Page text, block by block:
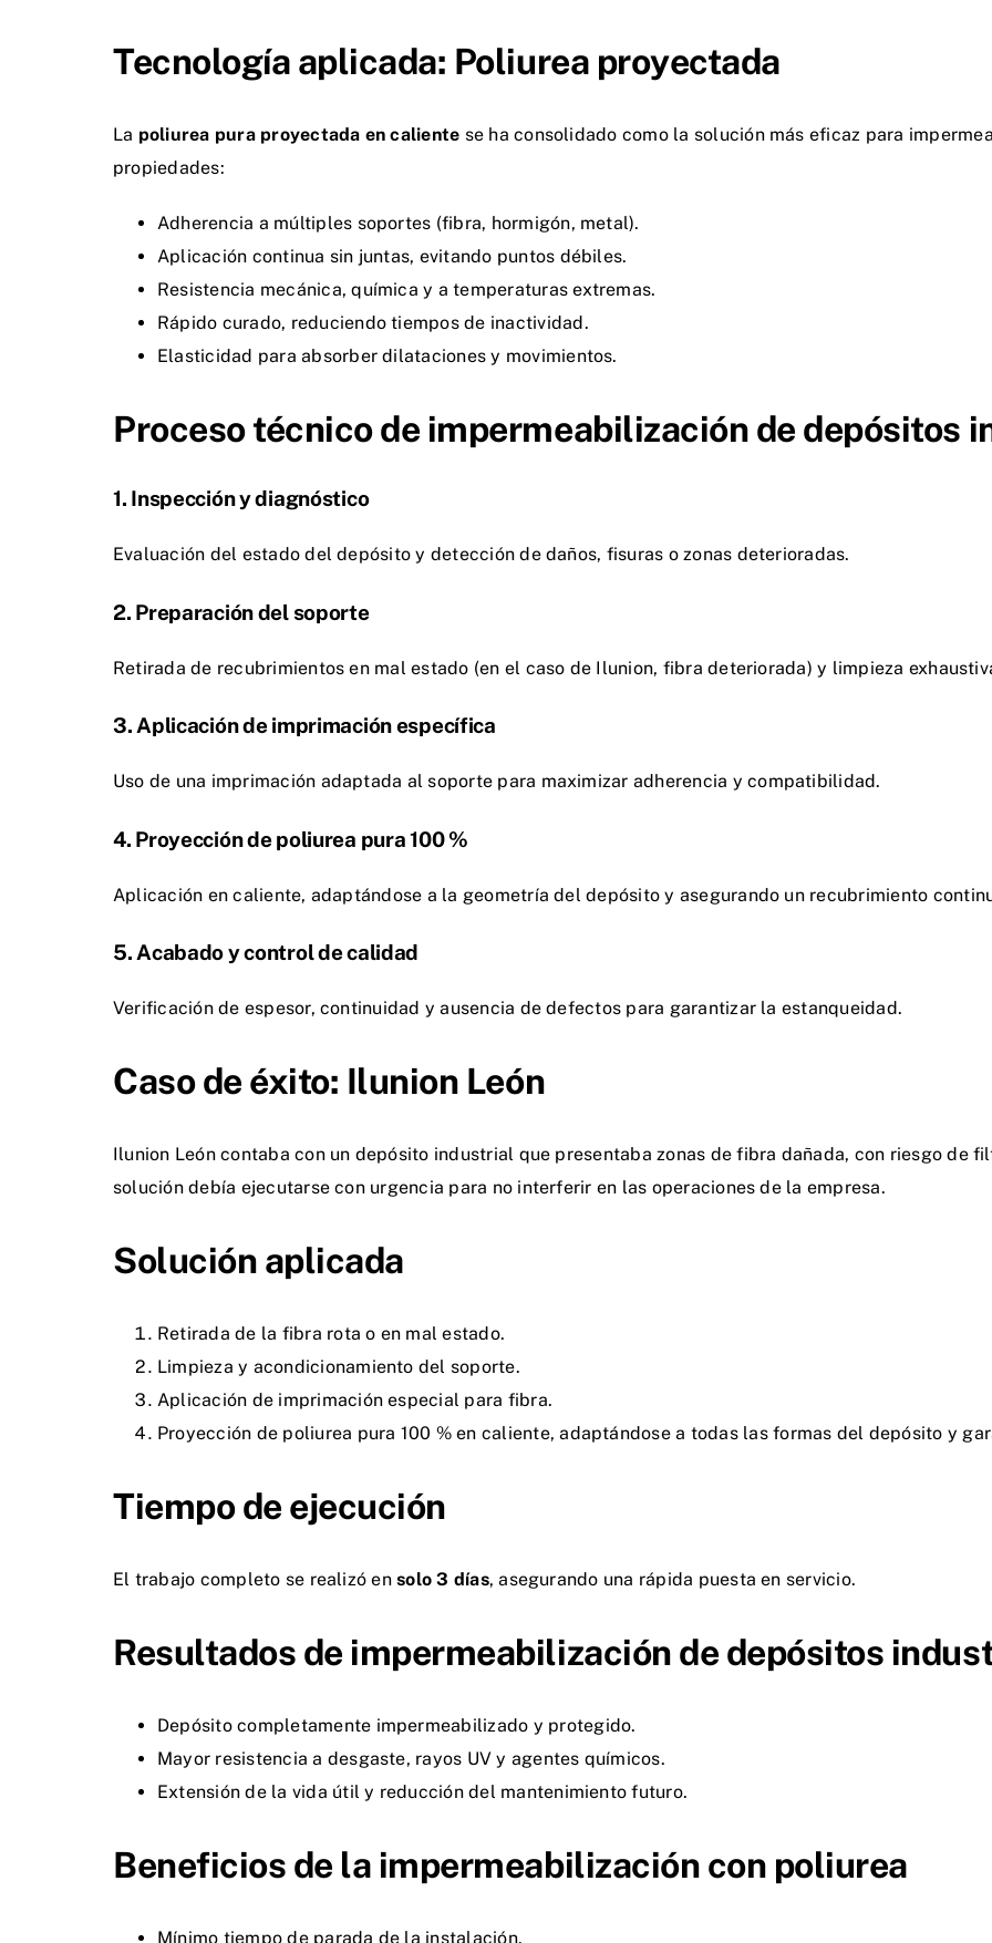
Tecnología aplicada: Poliurea proyectada
La poliurea pura proyectada en caliente se ha consolidado como la solución más eficaz para
propiedades:
Adherencia a múltiples soportes (fibra, hormigón, metal).
Aplicación continua sin juntas, evitando puntos débiles.
Resistencia mecánica, química y a temperaturas extremas.
Rápido curado, reduciendo tiempos de inactividad.
Elasticidad para absorber dilataciones y movimientos.
Proceso técnico de impermeabilización de depósitos
1. Inspección y diagnóstico
Evaluación del estado del depósito y detección de daños, fisuras o zonas deterioradas.
2. Preparación del soporte
Retirada de recubrimientos en mal estado (en el caso de Ilunion, fibra deteriorada) y limpieza
3. Aplicación de imprimación específica
Uso de una imprimación adaptada al soporte para maximizar adherencia y compatibilidad.
4. Proyección de poliurea pura 100 %
Aplicación en caliente, adaptándose a la geometría del depósito y asegurando un recubrimiento
5. Acabado y control de calidad
Verificación de espesor, continuidad y ausencia de defectos para garantizar la estanqueidad.
Caso de éxito: Ilunion León
Ilunion León contaba con un depósito industrial que presentaba zonas de fibra dañada, con riesgo de
solución debía ejecutarse con urgencia para no interferir en las operaciones de la empresa.
Solución aplicada
Retirada de la fibra rota o en mal estado.
Limpieza y acondicionamiento del soporte.
Aplicación de imprimación especial para fibra.
Proyección de poliurea pura 100 % en caliente, adaptándose a todas las formas del depósito y
Tiempo de ejecución
El trabajo completo se realizó ensolo 3 días, asegurando una rápida puesta en servicio.
Resultados de impermeabilización de depósitos
Depósito completamente impermeabilizado y protegido.
Mayor resistencia a desgaste, rayos UV y agentes químicos.
Extensión de la vida útil y reducción del mantenimiento futuro.
Beneficios de la impermeabilización con poliurea
Mínimo tiempo de parada de la instalación.